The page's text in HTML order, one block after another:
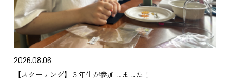
2026.08.06
【スクーリング】３年生が参加しました！